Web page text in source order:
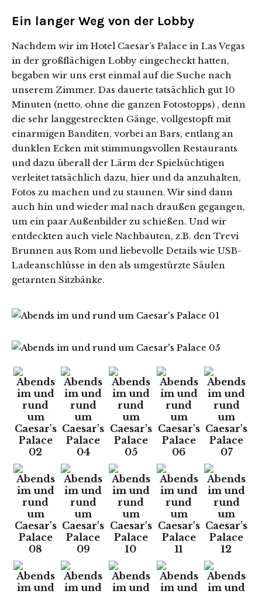
Ein langer Weg von der Lobby
Nachdem wir im Hotel Caesar’s Palace in Las Vegas
in der großflächigen Lobby eingecheckt hatten,
begaben wir uns erst einmal auf die Suche nach
unserem Zimmer. Das dauerte tatsächlich gut 10
Minuten (netto, ohne die ganzen Fotostopps) , denn
die sehr langgestreckten Gänge, vollgestopft mit
einarmigen Banditen, vorbei an Bars, entlang an
dunklen Ecken mit stimmungsvollen Restaurants
und dazu überall der Lärm der Spielsüchtigen
verleitet tatsächlich dazu, hier und da anzuhalten,
Fotos zu machen und zu staunen. Wir sind dann
auch hin und wieder mal nach draußen gegangen,
um ein paar Außenbilder zu schießen. Und wir
entdeckten auch viele Nachbauten, z.B. den Trevi
Brunnen aus Rom und liebevolle Details wie USB-
Ladeanschlüsse in den als umgestürzte Säulen
getarnten Sitzbänke.